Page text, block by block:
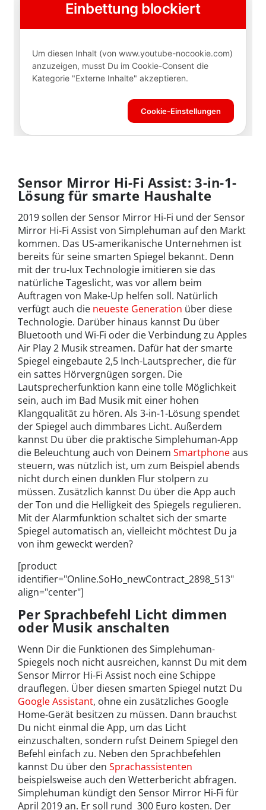
Sensor Mirror Hi-Fi Assist: 3-in-1-
Lösung für smarte Haushalte
2019 sollen der Sensor Mirror Hi-Fi und der Sensor
Mirror Hi-Fi Assist von Simplehuman auf den Markt
kommen. Das US-amerikanische Unternehmen ist
bereits für seine smarten Spiegel bekannt. Denn
mit der tru-lux Technologie imitieren sie das
natürliche Tageslicht, was vor allem beim
Auftragen von Make-Up helfen soll. Natürlich
verfügt auch die neueste Generation über diese
Technologie. Darüber hinaus kannst Du über
Bluetooth und Wi-Fi oder die Verbindung zu Apples
Air Play 2 Musik streamen. Dafür hat der smarte
Spiegel eingebaute 2,5 Inch-Lautsprecher, die für
ein sattes Hörvergnügen sorgen. Die
Lautsprecherfunktion kann eine tolle Möglichkeit
sein, auch im Bad Musik mit einer hohen
Klangqualität zu hören. Als 3-in-1-Lösung spendet
der Spiegel auch dimmbares Licht. Außerdem
kannst Du über die praktische Simplehuman-App
die Beleuchtung auch von Deinem Smartphoneaus
steuern, was nützlich ist, um zum Beispiel abends
nicht durch einen dunklen Flur stolpern zu
müssen. Zusätzlich kannst Du über die App auch
der Ton und die Helligkeit des Spiegels regulieren.
Mit der Alarmfunktion schaltet sich der smarte
Spiegel automatisch an, vielleicht möchtest Du ja
von ihm geweckt werden?
[product
identifier="Online.SoHo_newContract_2898_513"
align="center"]
Per Sprachbefehl Licht dimmen
oder Musik anschalten
Wenn Dir die Funktionen des Simplehuman-
Spiegels noch nicht ausreichen, kannst Du mit dem
Sensor Mirror Hi-Fi Assist noch eine Schippe
drauflegen. Über diesen smarten Spiegel nutzt Du
Google Assistant, ohne ein zusätzliches Google
Home-Gerät besitzen zu müssen. Dann brauchst
Du nicht einmal die App, um das Licht
einzuschalten, sondern rufst Deinem Spiegel den
Befehl einfach zu. Neben den Sprachbefehlen
kannst Du über den Sprachassistenten
beispielsweise auch den Wetterbericht abfragen.
Simplehuman kündigt den Sensor Mirror Hi-Fi für
April 2019 an. Er soll rund 300 Euro kosten. Der